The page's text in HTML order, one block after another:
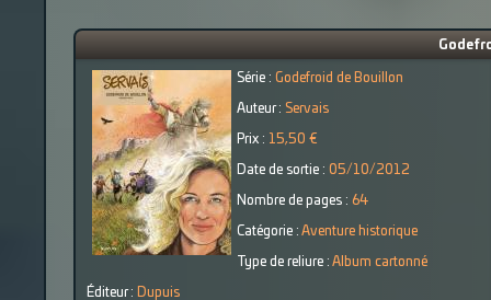
Série : Godefroid de Bouillon
Auteur : Servais
Prix : 15,50 €
Date de sortie : 05/10/2012
Nombre de pages : 64
Catégorie : Aventure historique
Type de reliure : Album cartonné
Éditeur : Dupuis